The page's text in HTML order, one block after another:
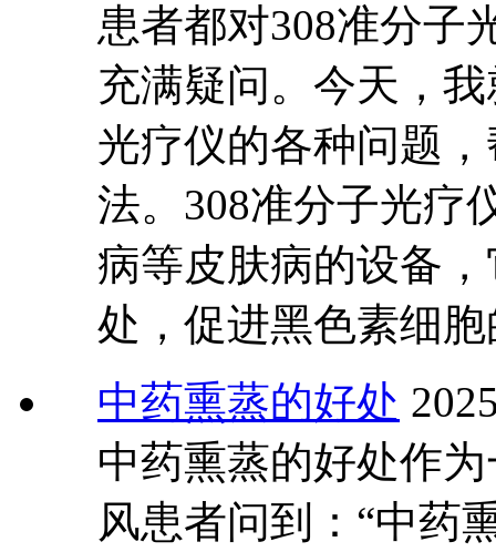
患者都对308准分子
充满疑问。今天，
光疗仪的各种问题
法。308准分子光疗
病等皮肤病的设备
处，促进黑色素细
中药熏蒸的好处
中药熏蒸的好处作
风患者问到：“中药